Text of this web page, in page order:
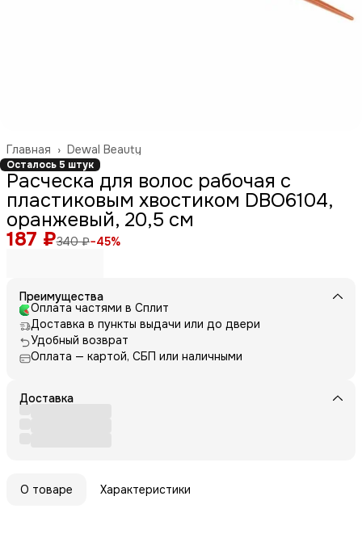
Dewal Beauty
Главная ›
Осталось 5 штук
Расческа для волос рабочая с
пластиковым хвостиком DBO6104,
оранжевый, 20,5 см
187 ₽340 ₽−45%
Преимущества
Оплата частями в Сплит
Доставка в пункты выдачи или до двери
Удобный возврат
Оплата — картой, СБП или наличными
Доставка
О товаре Характеристики